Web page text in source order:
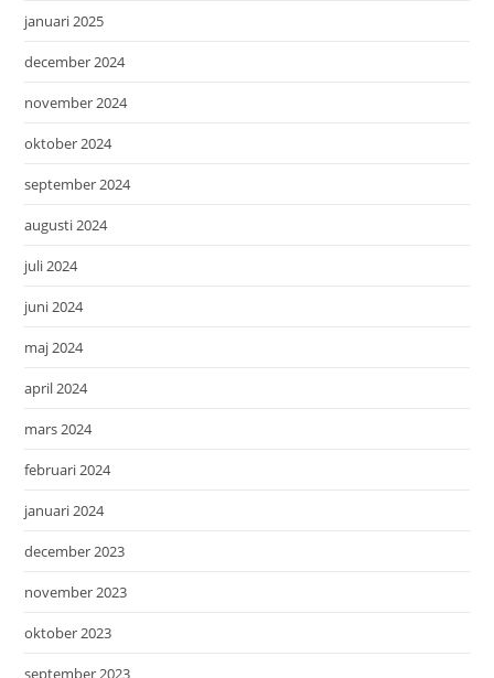
januari 2025
december 2024
november 2024
oktober 2024
september 2024
augusti 2024
juli 2024
juni 2024
maj 2024
april 2024
mars 2024
februari 2024
januari 2024
december 2023
november 2023
oktober 2023
september 2023